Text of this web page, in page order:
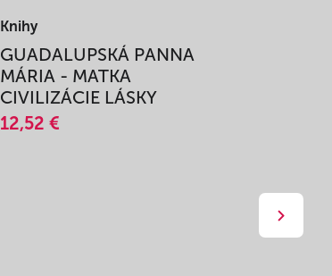
Knihy
GUADALUPSKÁ PANNA
MÁRIA - MATKA
CIVILIZÁCIE LÁSKY
12,52 €